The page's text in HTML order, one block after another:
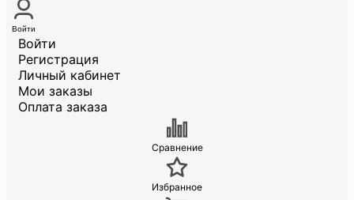
Войти
Войти
Регистрация
Личный кабинет
Мои заказы
Оплата заказа
Сравнение
Избранное